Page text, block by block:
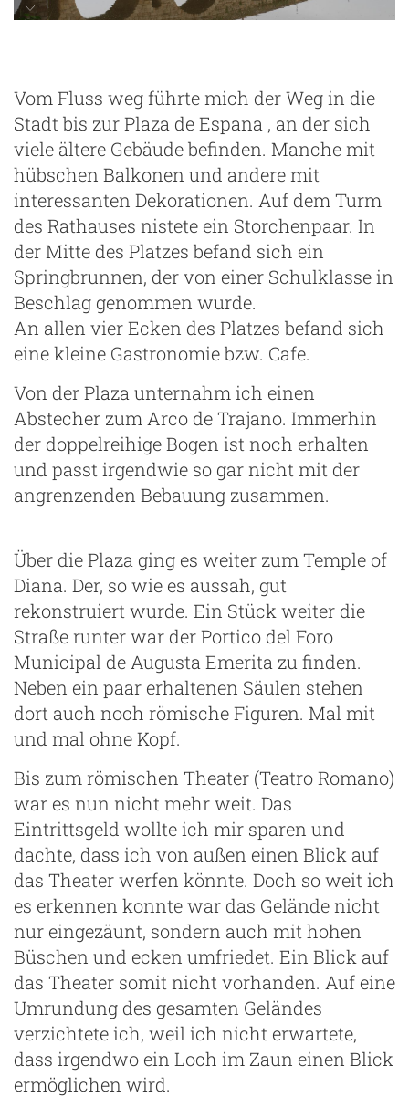
Vom Fluss weg führte mich der Weg in die
Stadt bis zur Plaza de Espana , an der sich
viele ältere Gebäude befinden. Manche mit
hübschen Balkonen und andere mit
interessanten Dekorationen. Auf dem Turm
des Rathauses nistete ein Storchenpaar. In
der Mitte des Platzes befand sich ein
Springbrunnen, der von einer Schulklasse in
Beschlag genommen wurde.
An allen vier Ecken des Platzes befand sich
eine kleine Gastronomie bzw. Cafe.
Von der Plaza unternahm ich einen
Abstecher zum Arco de Trajano. Immerhin
der doppelreihige Bogen ist noch erhalten
und passt irgendwie so gar nicht mit der
angrenzenden Bebauung zusammen.
Über die Plaza ging es weiter zum Temple of
Diana. Der, so wie es aussah, gut
rekonstruiert wurde. Ein Stück weiter die
Straße runter war der Portico del Foro
Municipal de Augusta Emerita zu finden.
Neben ein paar erhaltenen Säulen stehen
dort auch noch römische Figuren. Mal mit
und mal ohne Kopf.
Bis zum römischen Theater (Teatro Romano)
war es nun nicht mehr weit. Das
Eintrittsgeld wollte ich mir sparen und
dachte, dass ich von außen einen Blick auf
das Theater werfen könnte. Doch so weit ich
es erkennen konnte war das Gelände nicht
nur eingezäunt, sondern auch mit hohen
Büschen und ecken umfriedet. Ein Blick auf
das Theater somit nicht vorhanden. Auf eine
Umrundung des gesamten Geländes
verzichtete ich, weil ich nicht erwartete,
dass irgendwo ein Loch im Zaun einen Blick
ermöglichen wird.